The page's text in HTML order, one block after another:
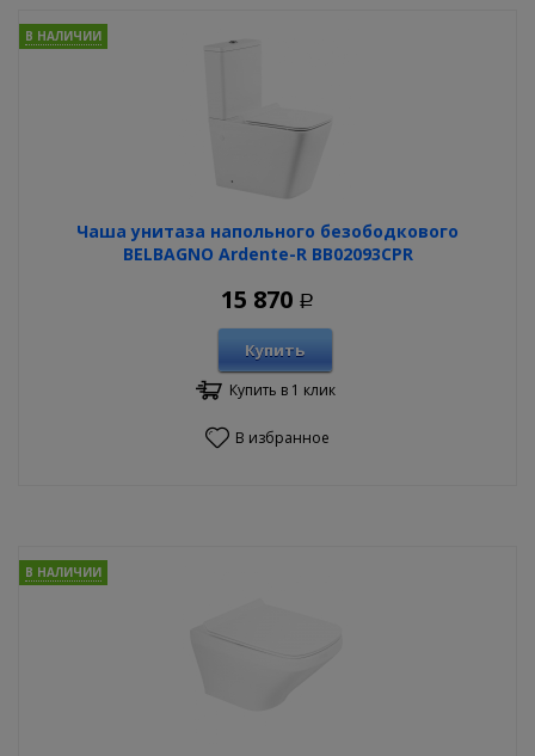
Чаша унитаза напольного безободкового
BELBAGNO Ardente-R BB02093CPR
В НАЛИЧИИ
15 870 Р
Купить
Купить в 1 клик
В избранное
В НАЛИЧИИ